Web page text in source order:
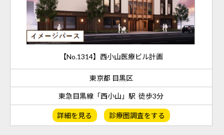
【No.1314】西小山医療ビル計画
東京都 目黒区
東急目黒線「西小山」駅 徒歩3分
詳細を見る 診療圏調査をする